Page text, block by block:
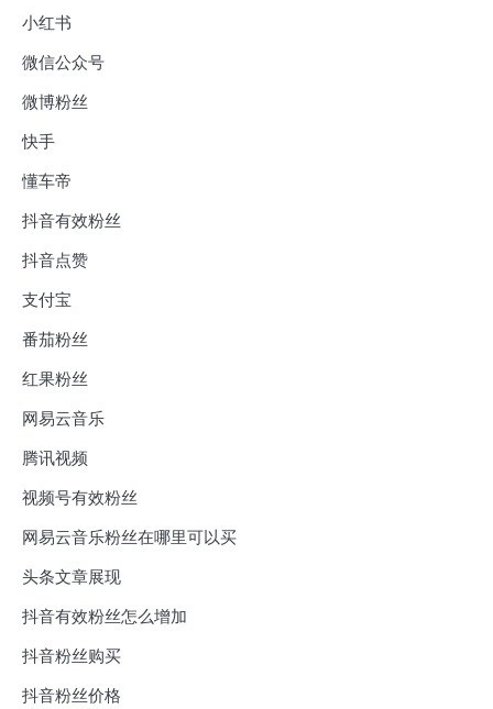
小红书
微信公众号
微博粉丝
快手
懂车帝
抖音有效粉丝
抖音点赞
支付宝
番茄粉丝
红果粉丝
网易云音乐
腾讯视频
视频号有效粉丝
网易云音乐粉丝在哪里可以买
头条文章展现
抖音有效粉丝怎么增加
抖音粉丝购买
抖音粉丝价格